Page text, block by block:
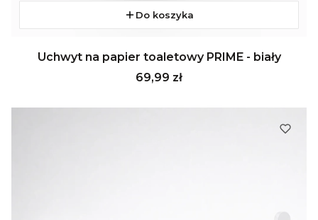
Do koszyka
Uchwyt na papier toaletowy PRIME - biały
Cena
69,99 zł